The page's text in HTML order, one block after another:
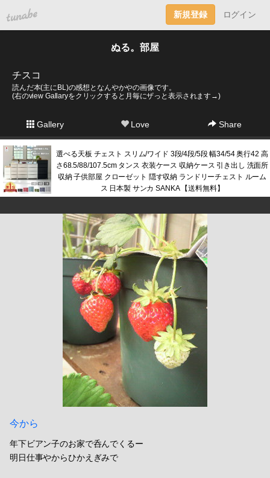
tuna.be 新規登録 ログイン
ぬる。部屋
チスコ
読んだ本(主にBL)の感想となんやかやの画像です。
(右のview Gallaryをクリックすると月毎にザっと表示されます→)
Gallery Love Share
選べる天板 チェスト スリム/ワイド 3段/4段/5段 幅34/54 奥行42 高
さ68.5/88/107.5cm タンス 衣装ケース 収納ケース 引き出し 洗面所
収納 子供部屋 クローゼット 隠す収納 ランドリーチェスト ルーム
ス 日本製 サンカ SANKA 【送料無料】
今から
年下ビアン子のお家で呑んでくるー
明日仕事やからひかえぎみで